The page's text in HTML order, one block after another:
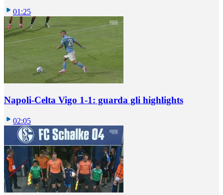
01:25
Napoli-Celta Vigo 1-1: guarda gli highlights
02:05